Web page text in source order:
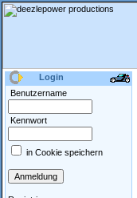
Login
Benutzername
Kennwort
in Cookie speichern